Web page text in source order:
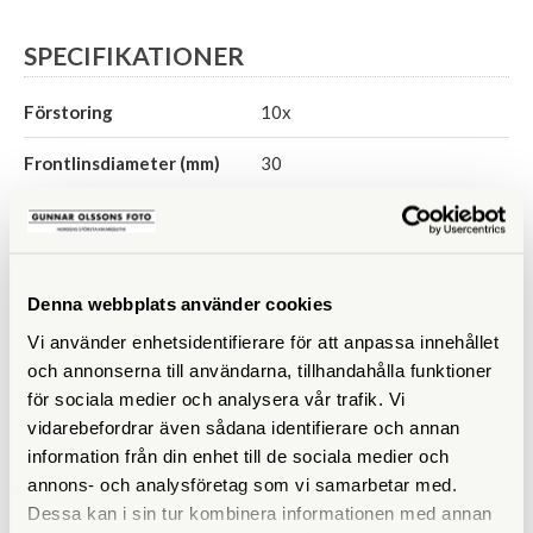
Denna webbplats använder cookies
Vi använder enhetsidentifierare för att anpassa innehållet
och annonserna till användarna, tillhandahålla funktioner
för sociala medier och analysera vår trafik. Vi
vidarebefordrar även sådana identifierare och annan
information från din enhet till de sociala medier och
annons- och analysföretag som vi samarbetar med.
Dessa kan i sin tur kombinera informationen med annan
SPECIFIKATIONER
Förstoring 10x
Frontlinsdiameter (mm) 30
Utträdespupill (mm)
Synfält på 1000 m 121
Närgräns (m) 2
Vattentät Ja
Fokuseringstyp Centrumfokus
Prismatyp Takkant